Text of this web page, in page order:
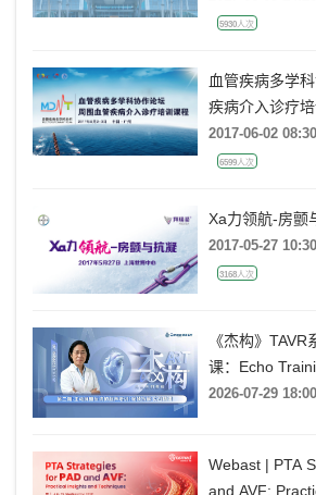
5930人次
血管疾病多学
疾病介入诊疗
2017-06-02
6599人次
Xa力领航-房颤
2017-05-27
3168人次
《杰构》
课：Echo
Rebecca T.
2026-07-29
Webast | PTA
and AVF: